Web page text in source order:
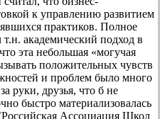
к управлению развитием
практиков. Полное
академический подход в
эта небольшая «могучая
положительных чувств
и проблем было много
руки, друзья, что б не
быстро материализовалась
Ассоциация Школ